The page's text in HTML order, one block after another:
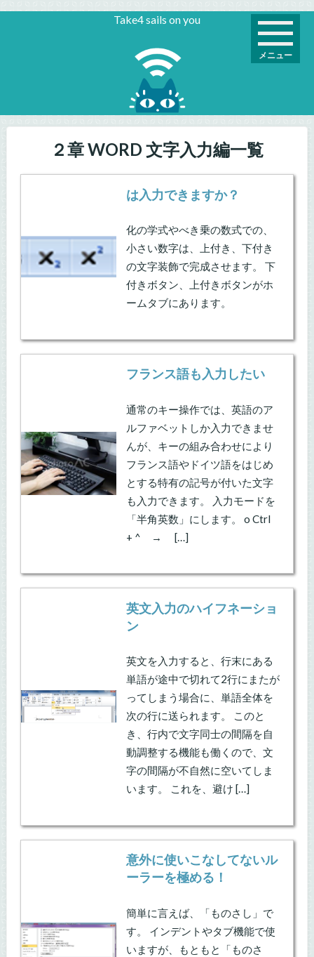
メニュー
Take4 sails on you
２章 WORD 文字入力編一覧
は入力できますか？
化の学式やべき乗の数式での、
小さい数字は、上付き、下付き
の文字装飾で完成させます。 下
付きボタン、上付きボタンがホ
ームタブにあります。
フランス語も入力したい
通常のキー操作では、英語のア
ルファベットしか入力できませ
んが、キーの組み合わせにより
フランス語やドイツ語をはじめ
とする特有の記号が付いた文字
も入力できます。 入力モードを
「半角英数」にします。 o Ctrl
+ ^ → […]
英文入力のハイフネーショ
ン
英文を入力すると、行末にある
単語が途中で切れて2行にまたが
ってしまう場合に、単語全体を
次の行に送られます。 このと
き、行内で文字同士の間隔を自
動調整する機能も働くので、文
字の間隔が不自然に空いてしま
います。 これを、避け […]
意外に使いこなしてないル
ーラーを極める！
簡単に言えば、「ものさし」で
す。 インデントやタブ機能で使
いますが、もともと「ものさ